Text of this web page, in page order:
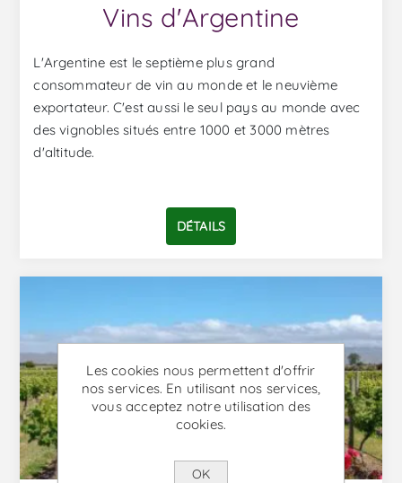
Vins d'Argentine
L'Argentine est le septième plus grand
consommateur de vin au monde et le neuvième
exportateur. C'est aussi le seul pays au monde avec
des vignobles situés entre 1000 et 3000 mètres
d'altitude.
DÉTAILS
Les cookies nous permettent d'offrir
nos services. En utilisant nos services,
vous acceptez notre utilisation des
cookies.
OK